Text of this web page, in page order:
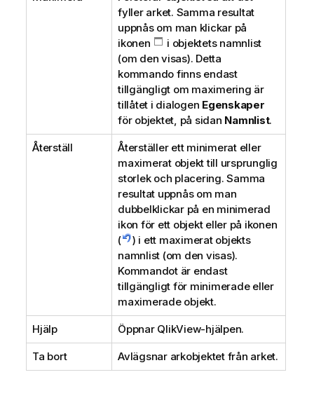
fyller arket. Samma resultat
uppnås om man klickar på
ikonen
i objektets namnlist
(om den visas). Detta
kommando finns endast
tillgängligt om maximering är
tillåtet i dialogen Egenskaper
för objektet, på sidan Namnlist.
Återställ
Återställer ett minimerat eller
maximerat objekt till ursprunglig
storlek och placering. Samma
resultat uppnås om man
dubbelklickar på en minimerad
ikon för ett objekt eller på ikonen
(
) i ett maximerat objekts
namnlist (om den visas).
Kommandot är endast
tillgängligt för minimerade eller
maximerade objekt.
Hjälp Öppnar QlikView-hjälpen.
Ta bort Avlägsnar arkobjektet från arket.